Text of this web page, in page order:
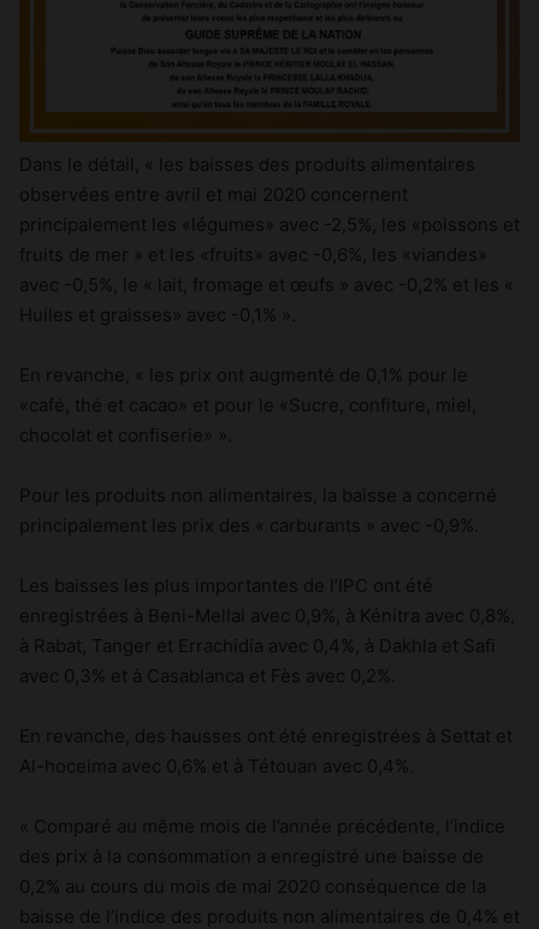
Dans le détail, « les baisses des produits alimentaires
observées entre avril et mai 2020 concernent
principalement les «légumes» avec -2,5%, les «poissons et
fruits de mer » et les «fruits» avec -0,6%, les «viandes»
avec -0,5%, le « lait, fromage et œufs » avec -0,2% et les «
Huiles et graisses» avec -0,1% ».
En revanche, « les prix ont augmenté de 0,1% pour le
«café, thé et cacao» et pour le «Sucre, confiture, miel,
chocolat et confiserie» ».
Pour les produits non alimentaires, la baisse a concerné
principalement les prix des « carburants » avec -0,9%.
Les baisses les plus importantes de l’IPC ont été
enregistrées à Beni-Mellal avec 0,9%, à Kénitra avec 0,8%,
à Rabat, Tanger et Errachidia avec 0,4%, à Dakhla et Safi
avec 0,3% et à Casablanca et Fès avec 0,2%.
En revanche, des hausses ont été enregistrées à Settat et
Al-hoceima avec 0,6% et à Tétouan avec 0,4%.
« Comparé au même mois de l’année précédente, l’indice
des prix à la consommation a enregistré une baisse de
0,2% au cours du mois de mai 2020 conséquence de la
baisse de l’indice des produits non alimentaires de 0,4% et